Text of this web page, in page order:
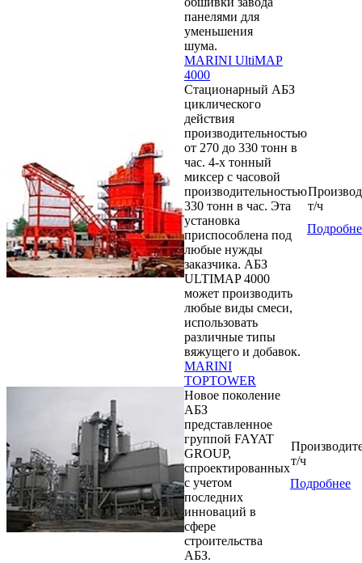
панелями для
уменьшения
шума.
MARINI UltiMAP
4000
Стационарный АБЗ
циклического
действия
производительностью
от 270 до 330 тонн в
час. 4-х тонный
миксер с часовой
производительностью
330 тонн в час. Эта
установка
приспособлена под
любые нужды
заказчика. АБЗ
ULTIMAP 4000
может производить
любые виды смеси,
использовать
различные типы
вяжущего и добавок.
т/ч
MARINI
TOPTOWER
Новое поколение
АБЗ
представленное
группой FAYAT
GROUP,
спроектированных
с учетом
последних
инноваций в
сфере
строительства
АБЗ.
т/ч
Подробнее